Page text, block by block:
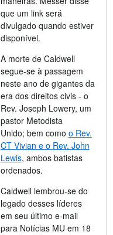
que um link será
divulgado quando estiver
disponível.
A morte de Caldwell
segue-se à passagem
neste ano de gigantes da
era dos direitos civis - o
Rev. Joseph Lowery, um
pastor Metodista
Unido; bem como o Rev.
CT Vivian e o Rev. John
Lewis, ambos batistas
ordenados.
Caldwell lembrou-se do
legado desses líderes
em seu último e-mail
para Notícias MU em 18